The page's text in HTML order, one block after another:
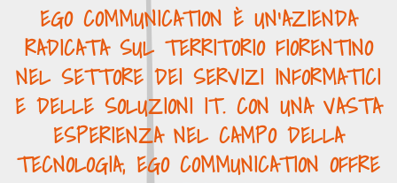
EGO COMMUNICATION È UN'AZIENDA
RADICATA SUL TERRITORIO FIORENTINO
NEL SETTORE DEI SERVIZI INFORMATICI
E DELLE SOLUZIONI IT. CON UNA VASTA
ESPERIENZA NEL CAMPO DELLA
TECNOLOGIA, EGO COMMUNICATION OFFRE